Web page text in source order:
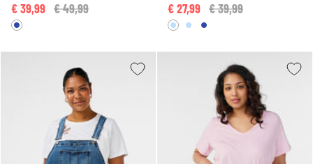
Price reduced from
€ 49,99
€ 39,99 Price reduced from
€ 39,99
€ 27,99